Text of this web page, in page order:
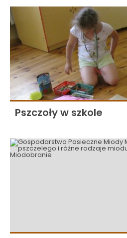
Pszczoły w szkole